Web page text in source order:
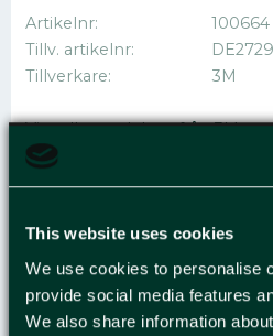
This website uses cookies
We use cookies to personalise
provide social media features
We also share information
Artikelnr
100664
Tillv. artikelnr
Tillverkare
3M
Visa alla produkter från 3M
VIRTUA AP